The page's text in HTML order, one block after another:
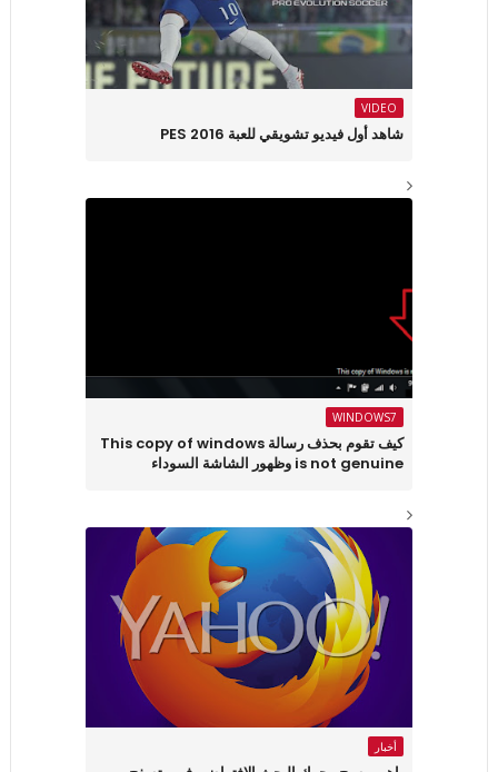
VIDEO
شاهد أول فيديو تشويقي للعبة PES 2016
WINDOWS7
كيف تقوم بحذف رسالة This copy of windows
is not genuine وظهور الشاشة السوداء
أخبار